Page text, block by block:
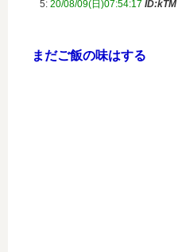
5: 20/08/09(日)07:54:17 ID:kTM
まだご飯の味はする